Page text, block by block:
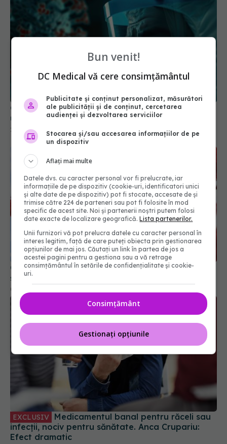
ucis zeci de mii de oameni
21 noi 2025, 18:08
COVID încă există! Care sunt simptomele în 2025
și cât timp durează. De ce ar fi bine să te testezi?
07 mai 2025, 11:08
EXCLUSIV
infecții, nociv pentru sănătate. Anca Crupariu:
Efect dramatic
21 noi 2023, 18:11
Bun venit!
DC Medical vă cere consimțământul
Publicitate și conținut personalizat, măsurători
ale publicității și de conținut, cercetarea
audienței și dezvoltarea serviciilor
Stocarea și/sau accesarea informațiilor de pe
un dispozitiv
Aflați mai multe
Datele dvs. cu caracter personal vor fi prelucrate, iar
informațiile de pe dispozitiv (cookie-uri, identificatori unici
și alte date de pe dispozitiv) pot fi stocate, accesate de și
trimise către 224 de parteneri sau pot fi folosite în mod
specific de acest site. Noi și partenerii noștri putem folosi
date exacte de localizare geografică.Lista partenerilor.
Unii furnizori vă pot prelucra datele cu caracter personal în
interes legitim, față de care puteți obiecta prin gestionarea
opțiunilor de mai jos. Căutați un link în partea de jos a
acestei pagini pentru a gestiona sau a vă retrage
consimțământul în setările de confidențialitate și cookie-
uri.
Consimțământ
Gestionați opțiunile